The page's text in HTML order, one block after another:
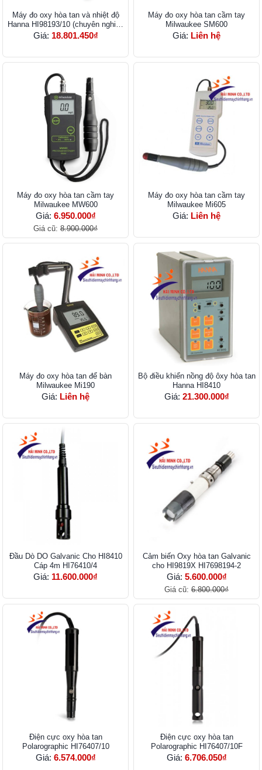
Máy đo oxy hòa tan và nhiệt độ
Hanna HI98193/10 (chuyên nghiệp
cáp 4m)
Giá: 18.801.450₫
Máy đo oxy hòa tan cầm tay
Milwaukee SM600
Giá: Liên hệ
Máy đo oxy hòa tan cầm tay
Milwaukee MW600
Giá: 6.950.000₫
Giá cũ: 8.900.000₫
Máy đo oxy hòa tan cầm tay
Milwaukee Mi605
Giá: Liên hệ
Máy đo oxy hòa tan để bàn
Milwaukee Mi190
Giá: Liên hệ
Bộ điều khiển nồng độ ôxy hòa tan
Hanna HI8410
Giá: 21.300.000₫
Đầu Dò DO Galvanic Cho HI8410
Cáp 4m HI76410/4
Giá: 11.600.000₫
Cảm biến Oxy hòa tan Galvanic
cho HI9819X HI7698194-2
Giá: 5.600.000₫
Giá cũ: 6.800.000₫
Điện cực oxy hòa tan
Polarographic HI76407/10
Giá: 6.574.000₫
Điện cực oxy hòa tan
Polarographic HI76407/10F
Giá: 6.706.050₫